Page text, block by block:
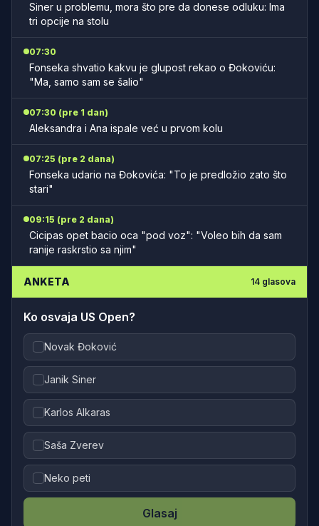
Siner u problemu, mora što pre da donese odluku: Ima
tri opcije na stolu
07:30
Fonseka shvatio kakvu je glupost rekao o Đokoviću:
"Ma, samo sam se šalio"
07:30 (pre 1 dan)
Aleksandra i Ana ispale već u prvom kolu
07:25 (pre 2 dana)
Fonseka udario na Đokovića: "To je predložio zato što
stari"
09:15 (pre 2 dana)
Cicipas opet bacio oca "pod voz": "Voleo bih da sam
ranije raskrstio sa njim"
ANKETA 14 glasova
Ko osvaja US Open?
Novak Đoković
Janik Siner
Karlos Alkaras
Saša Zverev
Neko peti
Glasaj